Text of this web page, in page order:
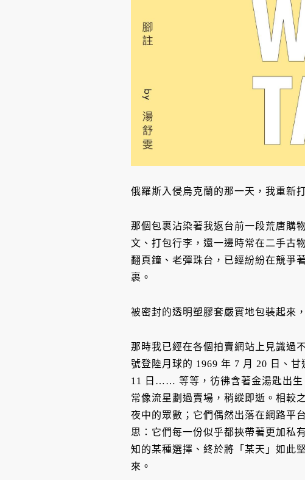
俄羅斯入侵烏克蘭的那一天，我重新
那個包裹沾染著我返台前一段荒唐購
文、打包行李，還一邊時常在二手古
翻頁鐘、老彈珠台，已經紛紛在競爭
裹。
被密封的透明塑膠套嚴實地包裝起來
那時我已經在各個拍賣網站上見識過
號登陸月球的 1969 年 7 月 20 日、
11 日…… 等等，彷彿含著金湯匙出生
常像流星劃過賣場，稍縱即逝。相較
夜中的眾數；它們偶然出落在網路平
思：它們每一份似乎都挾帶著更加私
知的某種選擇、終於將「某天」如此
來。